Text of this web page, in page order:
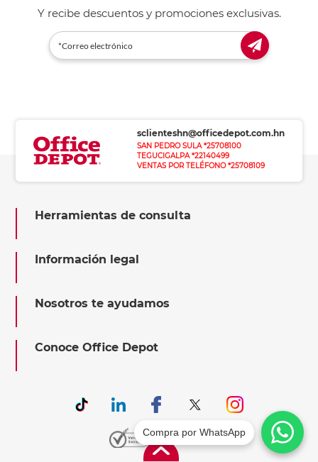
Y recibe descuentos y promociones exclusivas.
sclienteshn@officedepot.com.hn
SAN PEDRO SULA *25708100
TEGUCIGALPA *22140499
VENTAS POR TELÉFONO *25708109
Herramientas de consulta
Información legal
Nosotros te ayudamos
Conoce Office Depot
Compra por WhatsApp